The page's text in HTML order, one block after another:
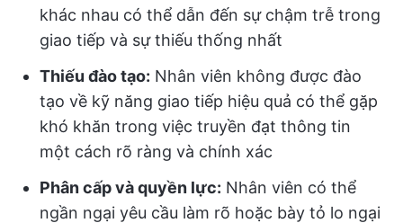
khác nhau có thể dẫn đến sự chậm trễ trong
giao tiếp và sự thiếu thống nhất
Thiếu đào tạo: Nhân viên không được đào
tạo về kỹ năng giao tiếp hiệu quả có thể gặp
khó khăn trong việc truyền đạt thông tin
một cách rõ ràng và chính xác
Phân cấp và quyền lực: Nhân viên có thể
ngần ngại yêu cầu làm rõ hoặc bày tỏ lo ngại